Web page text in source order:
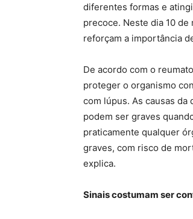
diferentes formas e
precoce. Neste dia 10
reforçam a importância
De acordo com o
proteger o organismo
com lúpus. As causas da
podem ser graves
praticamente qualquer
graves, com risco de
explica.
Sinais costumam ser